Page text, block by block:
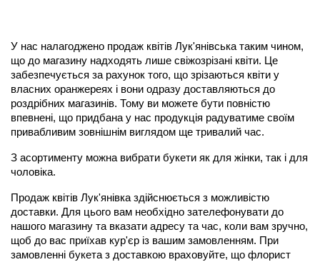
У нас налагоджено продаж квітів Лук'янівська таким чином,
що до магазину надходять лише свіжозрізані квіти. Це
забезпечується за рахунок того, що зрізаються квіти у
власних оранжереях і вони одразу доставляються до
роздрібних магазинів. Тому ви можете бути повністю
впевнені, що придбана у нас продукція радуватиме своїм
привабливим зовнішнім виглядом ще тривалий час.
З асортименту можна вибрати букети як для жінки, так і для
чоловіка.
Продаж квітів Лук'янівка здійснюється з можливістю
доставки. Для цього вам необхідно зателефонувати до
нашого магазину та вказати адресу та час, коли вам зручно,
щоб до вас приїхав кур'єр із вашим замовленням. При
замовленні букета з доставкою враховуйте, що флорист